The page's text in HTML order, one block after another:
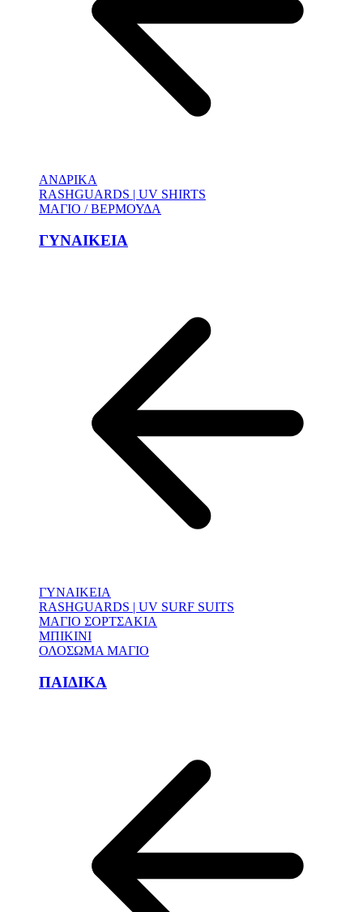
ΑΝΔΡΙΚΑ
RASHGUARDS | UV SHIRTS
ΜΑΓΙΟ / ΒΕΡΜΟΥΔΑ
ΓΥΝΑΙΚΕΙΑ
ΓΥΝΑΙΚΕΙΑ
RASHGUARDS | UV SURF SUITS
ΜΑΓΙΟ ΣΟΡΤΣΑΚΙΑ
ΜΠΙΚΙΝΙ
ΟΛΟΣΩΜΑ ΜΑΓΙΟ
ΠΑΙΔΙΚΑ